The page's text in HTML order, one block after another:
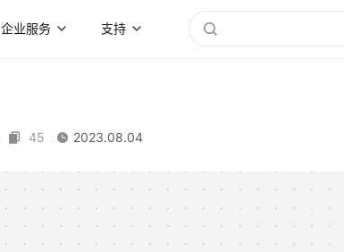
企业服务 支持
45 2023.08.04